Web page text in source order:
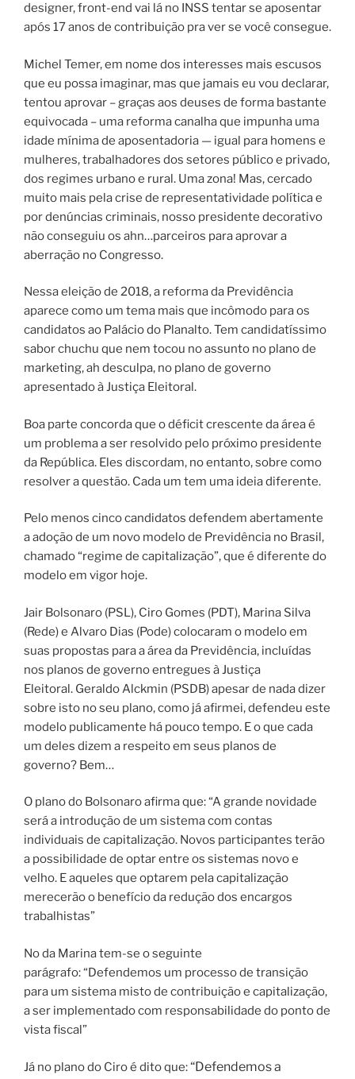
designer, front-end vai lá no INSS tentar se aposentar
após 17 anos de contribuição pra ver se você consegue.
Michel Temer, em nome dos interesses mais escusos
que eu possa imaginar, mas que jamais eu vou declarar,
tentou aprovar – graças aos deuses de forma bastante
equivocada – uma reforma canalha que impunha uma
idade mínima de aposentadoria — igual para homens e
mulheres, trabalhadores dos setores público e privado,
dos regimes urbano e rural. Uma zona! Mas, cercado
muito mais pela crise de representatividade política e
por denúncias criminais, nosso presidente decorativo
não conseguiu os ahn…parceiros para aprovar a
aberração no Congresso.
Nessa eleição de 2018, a reforma da Previdência
aparece como um tema mais que incômodo para os
candidatos ao Palácio do Planalto. Tem candidatíssimo
sabor chuchu que nem tocou no assunto no plano de
marketing, ah desculpa, no plano de governo
apresentado à Justiça Eleitoral.
Boa parte concorda que o déficit crescente da área é
um problema a ser resolvido pelo próximo presidente
da República. Eles discordam, no entanto, sobre como
resolver a questão. Cada um tem uma ideia diferente.
Pelo menos cinco candidatos defendem abertamente
a adoção de um novo modelo de Previdência no Brasil,
chamado “regime de capitalização”, que é diferente do
modelo em vigor hoje.
Jair Bolsonaro (PSL), Ciro Gomes (PDT), Marina Silva
(Rede) e Alvaro Dias (Pode) colocaram o modelo em
suas propostas para a área da Previdência, incluídas
nos planos de governo entregues à Justiça
Eleitoral. Geraldo Alckmin (PSDB) apesar de nada dizer
sobre isto no seu plano, como já afirmei, defendeu este
modelo publicamente há pouco tempo. E o que cada
um deles dizem a respeito em seus planos de
governo? Bem…
O plano do Bolsonaro afirma que: “A grande novidade
será a introdução de um sistema com contas
individuais de capitalização. Novos participantes terão
a possibilidade de optar entre os sistemas novo e
velho. E aqueles que optarem pela capitalização
merecerão o benefício da redução dos encargos
trabalhistas”
No da Marina tem-se o seguinte
parágrafo: “Defendemos um processo de transição
para um sistema misto de contribuição e capitalização,
a ser implementado com responsabilidade do ponto de
vista fiscal”
Já no plano do Ciro é dito que:“Defendemos a